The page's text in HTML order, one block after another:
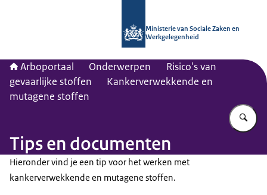
Ministerie van Sociale Zaken en
Werkgelegenheid
Arboportaal Onderwerpen
Risico's van
gevaarlijke stoffen
Kankerverwekkende en
mutagene stoffen
Tips en documenten
Hieronder vind je een tip voor het werken met
kankerverwekkende en mutagene stoffen.